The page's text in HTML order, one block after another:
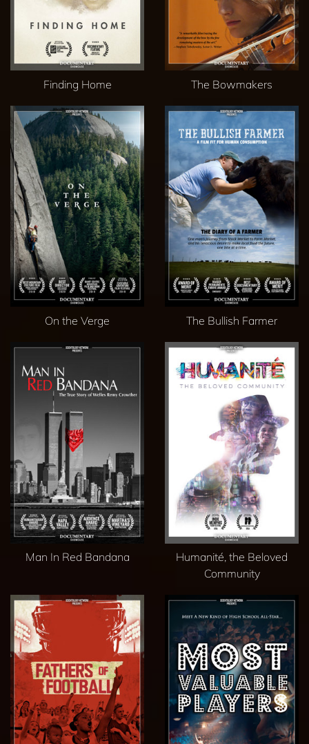
Finding Home The Bowmakers
On the Verge The Bullish Farmer
Man In Red Bandana
Humanité, the Beloved
Community